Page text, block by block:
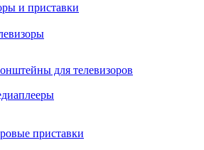
и приставки
для телевизоров
приставки